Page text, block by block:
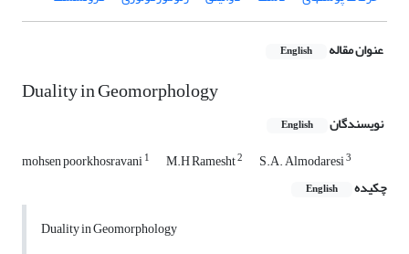
عنوان مقاله English
Duality in Geomorphology
نویسندگان English
mohsen poorkhosravani1 M.H Ramesht2 S.A. Almodaresi3
چکیده English
Duality in Geomorphology